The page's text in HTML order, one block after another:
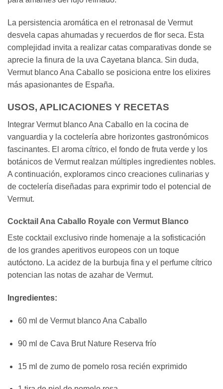
La persistencia aromática en el retronasal de Vermut
desvela capas ahumadas y recuerdos de flor seca. Esta
complejidad invita a realizar catas comparativas donde se
aprecie la finura de la uva Cayetana blanca. Sin duda,
Vermut blanco Ana Caballo se posiciona entre los elixires
más apasionantes de España.
USOS, APLICACIONES Y RECETAS
Integrar Vermut blanco Ana Caballo en la cocina de
vanguardia y la coctelería abre horizontes gastronómicos
fascinantes. El aroma cítrico, el fondo de fruta verde y los
botánicos de Vermut realzan múltiples ingredientes nobles.
A continuación, exploramos cinco creaciones culinarias y
de coctelería diseñadas para exprimir todo el potencial de
Vermut.
Cocktail Ana Caballo Royale con Vermut Blanco
Este cocktail exclusivo rinde homenaje a la sofisticación
de los grandes aperitivos europeos con un toque
autóctono. La acidez de la burbuja fina y el perfume cítrico
potencian las notas de azahar de Vermut.
Ingredientes:
60 ml de Vermut blanco Ana Caballo
90 ml de Cava Brut Nature Reserva frío
15 ml de zumo de pomelo rosa recién exprimido